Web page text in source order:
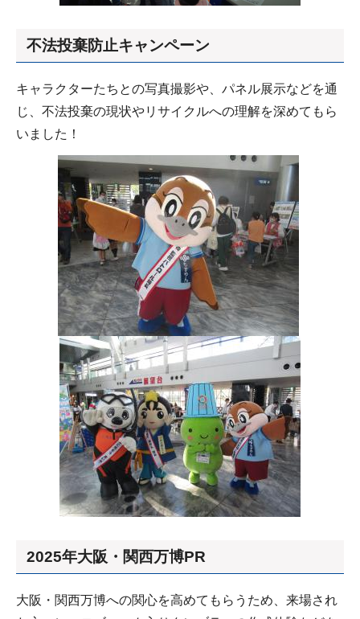
不法投棄防止キャンペーン
キャラクターたちとの写真撮影や、パネル展示などを通
じ、不法投棄の現状やリサイクルへの理解を深めてもら
いました！
2025年大阪・関西万博PR
大阪・関西万博への関心を高めてもらうため、来場され